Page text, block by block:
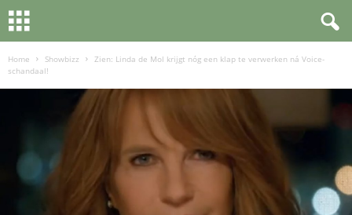
Home Showbizz
Zien: Linda de Mol krijgt nóg een klap te verwerken ná Voice-
schandaal!